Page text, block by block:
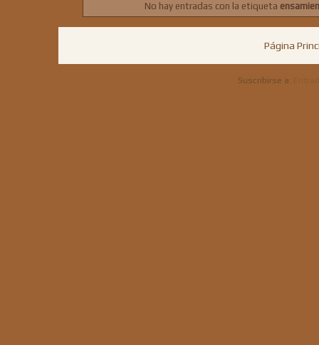
No hay entradas con la etiqueta
Página
Suscribirse a: